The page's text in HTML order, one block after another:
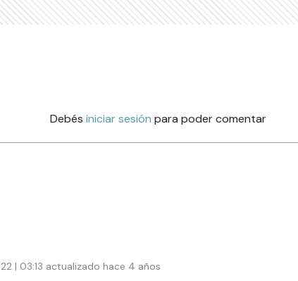
Debés iniciar sesión para poder comentar
| 03:13 actualizado hace 4 años